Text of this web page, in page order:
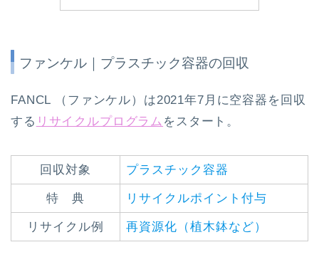
ファンケル｜プラスチック容器の回収
FANCL （ファンケル）は2021年7月に空容器を回収
する リサイクルプログラム をスタート。
回収対象 プラスチック容器
特 典 リサイクルポイント付与
リサイクル例 再資源化（植木鉢など）